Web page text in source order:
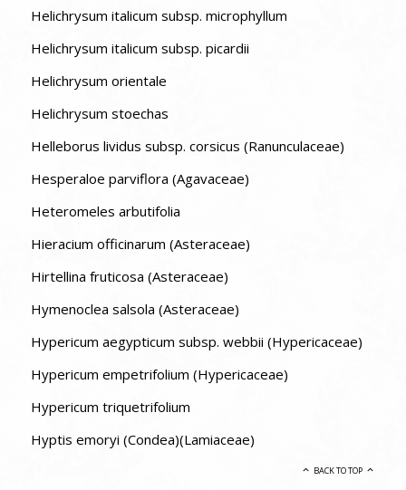
Helichrysum italicum subsp. microphyllum
Helichrysum italicum subsp. picardii
Helichrysum orientale
Helichrysum stoechas
Helleborus lividus subsp. corsicus (Ranunculaceae)
Hesperaloe parviflora (Agavaceae)
Heteromeles arbutifolia
Hieracium officinarum (Asteraceae)
Hirtellina fruticosa (Asteraceae)
Hymenoclea salsola (Asteraceae)
Hypericum aegypticum subsp. webbii (Hypericaceae)
Hypericum empetrifolium (Hypericaceae)
Hypericum triquetrifolium
Hyptis emoryi (Condea)(Lamiaceae)
BACK TO TOP